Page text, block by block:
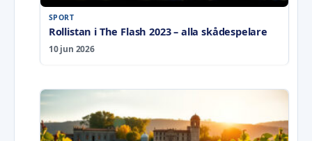
SPORT
Rollistan i The Flash 2023 – alla skådespelare
10 jun 2026